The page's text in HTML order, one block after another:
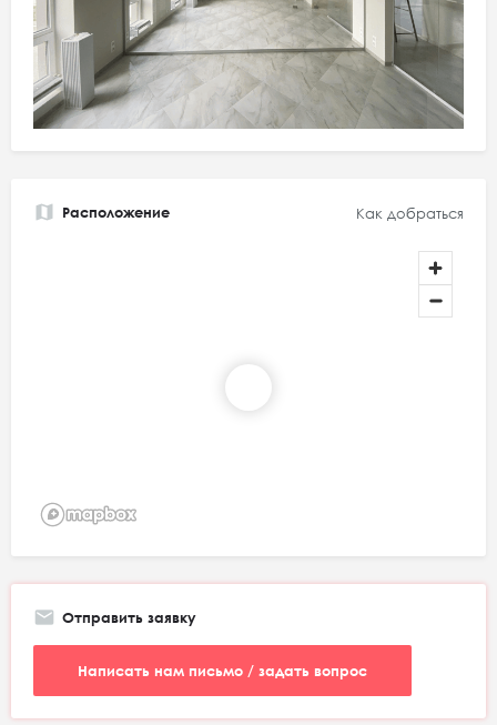
Расположение Как добраться
Отправить заявку
Написать нам письмо / задать вопрос